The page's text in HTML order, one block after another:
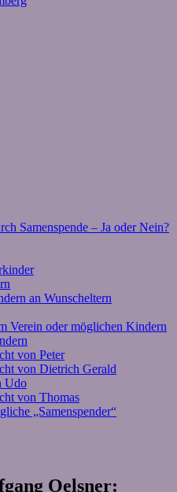
Samenspende – Ja oder Nein?
an Wunscheltern
Verein oder möglichen Kindern
von Peter
von Dietrich Gerald
Udo
von Thomas
„Samenspender“
Oelsner: